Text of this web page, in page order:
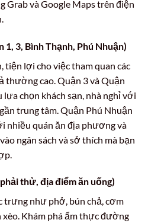
Grab và Google Maps trên điện
3, Bình Thạnh, Phú Nhuận)
tiện lợi cho việc tham quan các
thường cao. Quận 3 và Quận
chọn khách sạn, nhà nghỉ với
trung tâm. Quận Phú Nhuận
nhiều quán ăn địa phương và
ngân sách và sở thích mà bạn
thử, địa điểm ăn uống)
trưng như phở, bún chả, cơm
xèo. Khám phá ẩm thực đường